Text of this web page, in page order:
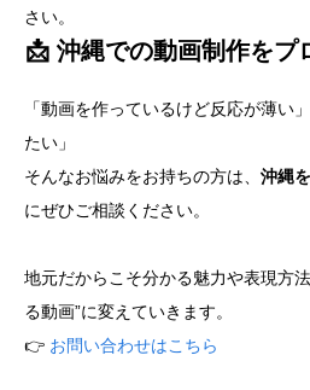
さい。
📩 沖縄での動画制作をプ
「動画を作っているけど反応が薄い
たい」
そんなお悩みをお持ちの方は、 沖縄
にぜひご相談ください。
地元だからこそ分かる魅力や表現方
る動画”に変えていきます。
👉 お問い合わせはこちら